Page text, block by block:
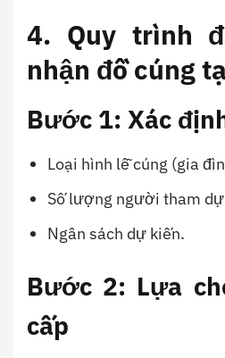
4. Quy trình
nhận đồ cúng
Bước 1: Xác
Loại hình lễ cúng (gia
Số lượng người tham
Ngân sách dự kiến.
Bước 2: Lựa
cấp